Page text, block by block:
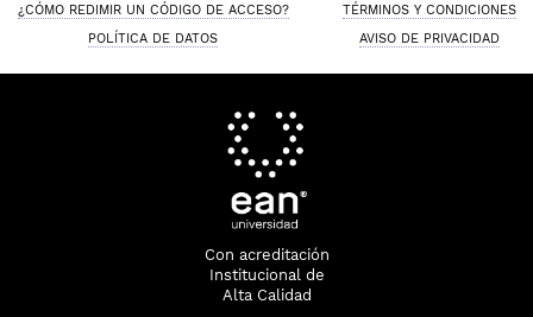
¿CÓMO REDIMIR UN CÓDIGO DE ACCESO?
TÉRMINOS Y CONDICIONES
POLÍTICA DE DATOS
AVISO DE PRIVACIDAD
Con acreditación
Institucional de
Alta Calidad